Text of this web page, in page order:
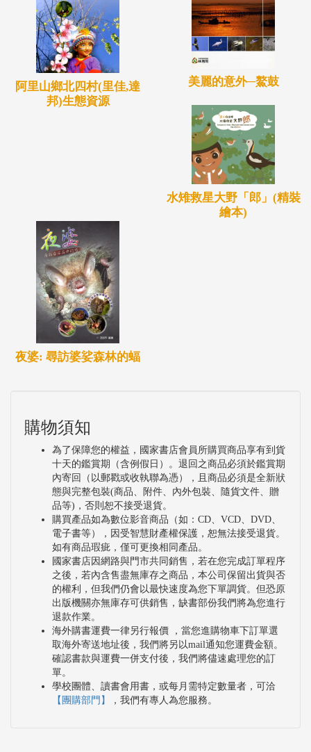
阿里山鄉北四村(里佳,達
邦)生態資源
美麗的意外─鰲鼓
水雉救星大野「郎」(精裝
繪本)
夜婆: 尋訪婆娑森林的蝠
購物須知
為了保障您的權益，國家書店會員所購買商品享有到貨
十天的鑑賞期（含例假日）。退回之商品必須於鑑賞期
內寄回（以郵戳或收執聯為憑），且商品必須是全新狀
態與完整包裝(商品、附件、內外包裝、隨貨文件、贈
品等)，否則恕不接受退貨。
購買產品如為數位影音商品（如：CD、VCD、DVD、
電子書等），因受智慧財產權保護，恕無法接受退貨。
如有商品瑕疵，僅可更換相同產品。
國家書店因網路與門市共同銷售，若在您完成訂單程序
之後，若內含售盡無庫存之商品，本公司保留出貨與否
的權利，但我們仍會以最快速度為您下單調貨。但恐原
出版機關亦無庫存可供銷售，缺書部份我們將為您進行
退款作業。
海外購書運費一律另行報價 ，當您進購物車下訂單選
取海外寄送地址後，我們將另以mail通知您運費金額。
確認書款與運費一併支付後，我們將儘速處理您的訂
單。
學校團體、讀書會用書，或每月需特定數量者，可洽
【團購部門】
，我們有專人為您服務。